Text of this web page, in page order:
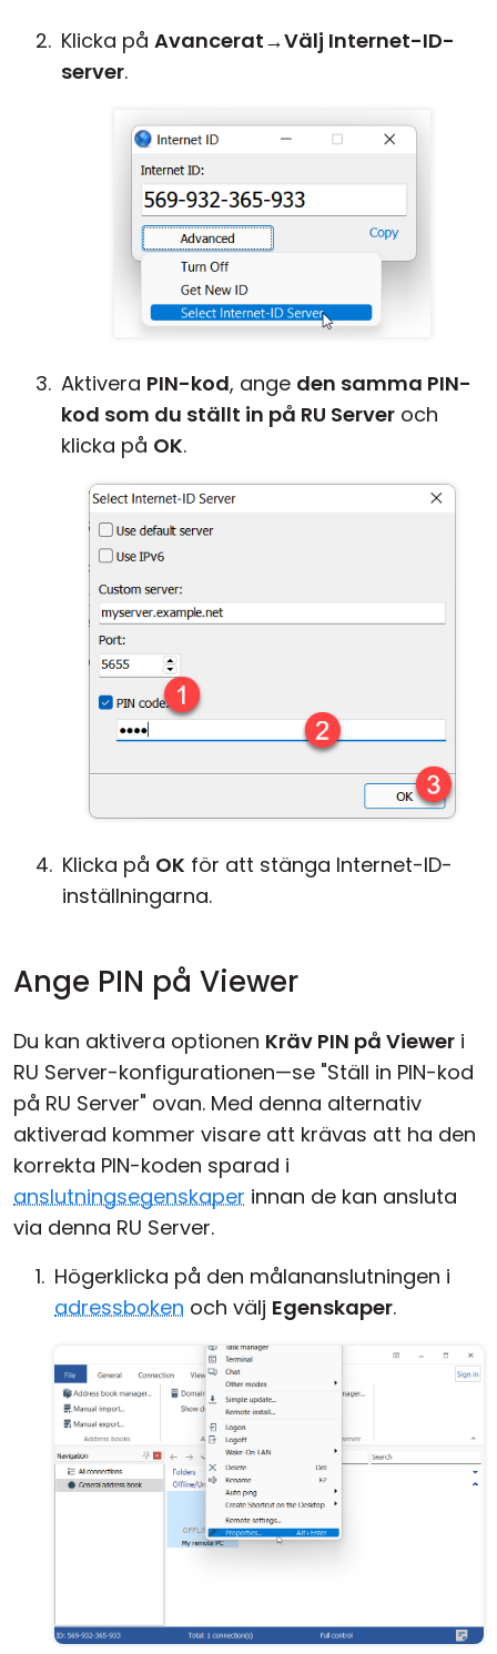
Klicka på Avancerat→Välj Internet-ID-
server.
Aktivera PIN-kod, ange den samma PIN-
kod som du ställt in på RU Server och
klicka på OK.
Klicka på OK för att stänga Internet-ID-
inställningarna.
Ange PIN på Viewer
Du kan aktivera optionen Kräv PIN på Viewer i
RU Server-konfigurationen—se "Ställ in PIN-kod
på RU Server" ovan. Med denna alternativ
aktiverad kommer visare att krävas att ha den
korrekta PIN-koden sparad i
anslutningsegenskaper innan de kan ansluta
via denna RU Server.
Högerklicka på den målananslutningen i
adressboken och välj Egenskaper.